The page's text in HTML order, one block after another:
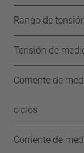
Rango de
Tensión de
Corriente de
ciclos
Corriente de